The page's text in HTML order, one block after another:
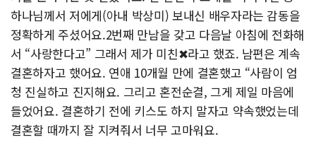
하나님께서 저에게(아내 박상미) 보내신 배우자라는 감동을
정확하게 주셨어요.2번째 만남을 갖고 다음날 아침에 전화해
서 “사랑한다고” 그래서 제가 미친✖라고 했죠. 남편은 계속
결혼하자고 했어요. 연애 10개월 만에 결혼했고 “사람이 엄
청 진실하고 진지해요. 그리고 혼전순결, 그게 제일 마음에
들었어요. 결혼하기 전에 키스도 하지 말자고 약속했었는데
결혼할 때까지 잘 지켜줘서 너무 고마워요.